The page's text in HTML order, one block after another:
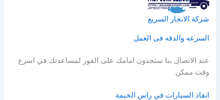
شركة الانجاز السريع
السرعه والدقه فى العمل
عند الاتصال بنا ستجدون امامك على الفور لمساعدتك في اسرع
وقت ممكن
انقاذ السيارات في راس الخيمة